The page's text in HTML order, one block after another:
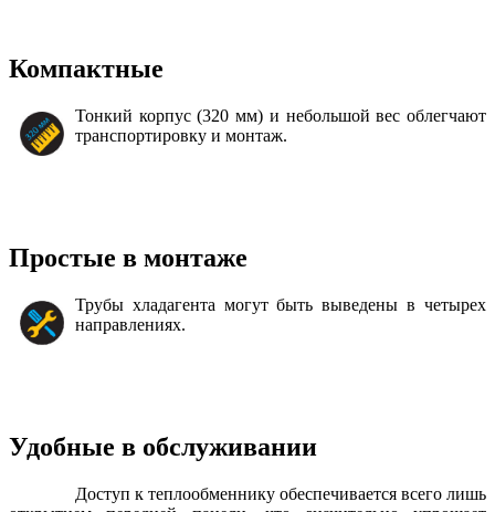
Компактные
Тонкий корпус (320 мм) и небольшой вес облегчают
транспортировку и монтаж.
Простые в монтаже
Трубы хладагента могут быть выведены в четырех
направлениях.
Удобные в обслуживании
Доступ к теплообменнику обеспечивается всего лишь